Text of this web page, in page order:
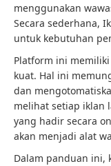
menggunakan
Secara sederhana,
untuk kebutuhan
Platform ini memiliki
kuat. Hal ini
dan
melihat setiap iklan
yang hadir secara
akan menjadi alat
Dalam panduan ini,